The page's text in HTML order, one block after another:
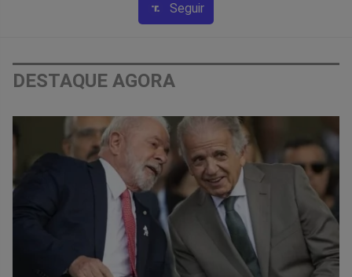
Seguir
DESTAQUE AGORA